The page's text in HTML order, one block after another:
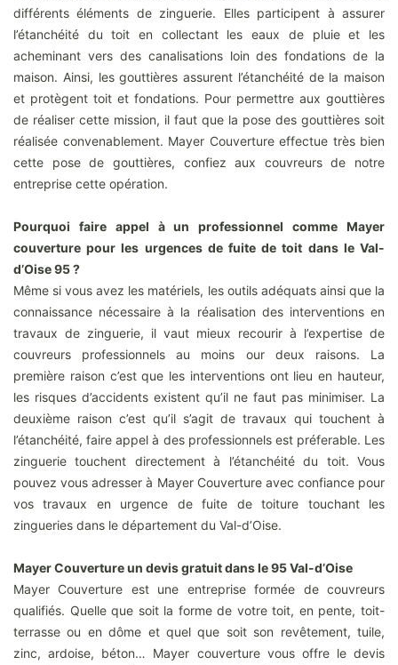
différents éléments de zinguerie. Elles participent à assurer
l’étanchéité du toit en collectant les eaux de pluie et les
acheminant vers des canalisations loin des fondations de la
maison. Ainsi, les gouttières assurent l’étanchéité de la maison
et protègent toit et fondations. Pour permettre aux gouttières
de réaliser cette mission, il faut que la pose des gouttières soit
réalisée convenablement. Mayer Couverture effectue très bien
cette pose de gouttières, confiez aux couvreurs de notre
entreprise cette opération.
Pourquoi faire appel à un professionnel comme Mayer
couverture pour les urgences de fuite de toit dans le Val-
d’Oise 95 ?
Même si vous avez les matériels, les outils adéquats ainsi que la
connaissance nécessaire à la réalisation des interventions en
travaux de zinguerie, il vaut mieux recourir à l’expertise de
couvreurs professionnels au moins our deux raisons. La
première raison c’est que les interventions ont lieu en hauteur,
les risques d’accidents existent qu’il ne faut pas minimiser. La
deuxième raison c’est qu’il s’agit de travaux qui touchent à
l’étanchéité, faire appel à des professionnels est préferable. Les
zinguerie touchent directement à l’étanchéité du toit. Vous
pouvez vous adresser à Mayer Couverture avec confiance pour
vos travaux en urgence de fuite de toiture touchant les
zingueries dans le département du Val-d’Oise.
Mayer Couverture un devis gratuit dans le 95 Val-d’Oise
Mayer Couverture est une entreprise formée de couvreurs
qualifiés. Quelle que soit la forme de votre toit, en pente, toit-
terrasse ou en dôme et quel que soit son revêtement, tuile,
zinc, ardoise, béton… Mayer couverture vous offre le devis